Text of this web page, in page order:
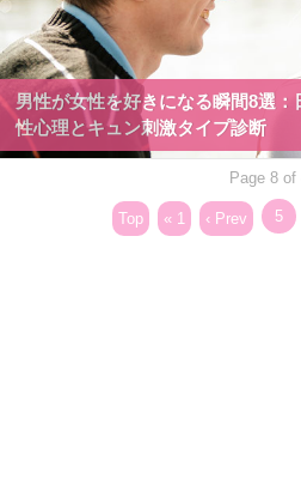
男性が女性を好きになる瞬間8選
性心理とキュン刺激タイプ診断
Page 8 of
Top « 1 ‹ Prev 5